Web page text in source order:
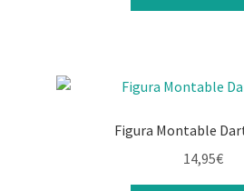
Figura Montable
14,95€